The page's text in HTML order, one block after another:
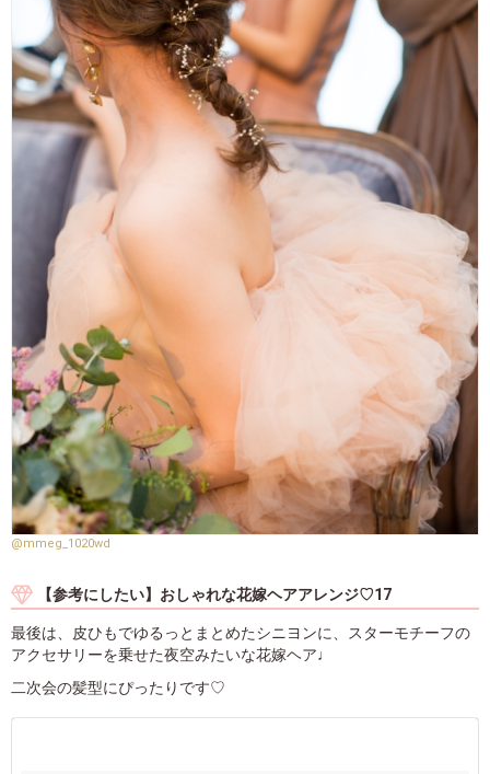
@mmeg_1020wd
【参考にしたい】おしゃれな花嫁ヘアアレンジ♡17
最後は、皮ひもでゆるっとまとめたシニヨンに、スターモチーフの
アクセサリーを乗せた夜空みたいな花嫁ヘア♩
二次会の髪型にぴったりです♡